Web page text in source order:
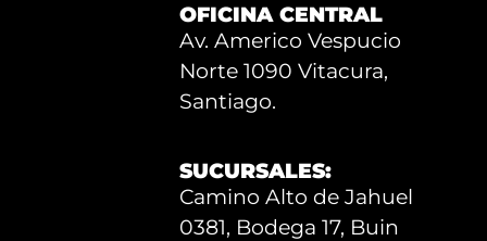
OFICINA CENTRAL
Av. Americo Vespucio
Norte 1090 Vitacura,
Santiago.
SUCURSALES:
Camino Alto de Jahuel
0381, Bodega 17, Buin